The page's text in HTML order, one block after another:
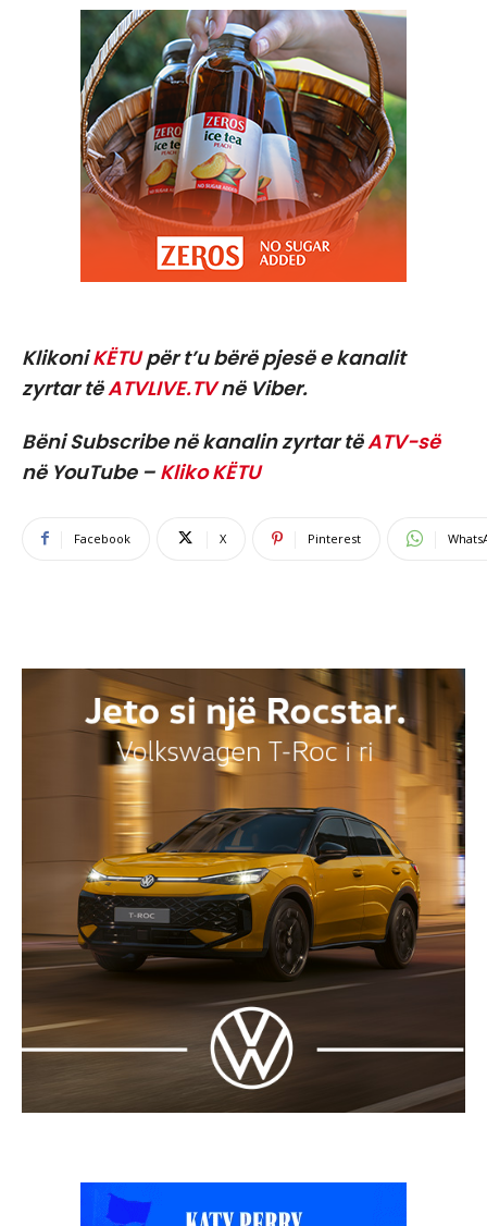
KlikoniKËTUpër t’u bërë pjesë e kanalit
zyrtar tëATVLIVE.TVnë Viber.
Bëni Subscribe në kanalin zyrtar tëATV-së
në YouTube – Kliko KËTU
Facebook X Pinterest